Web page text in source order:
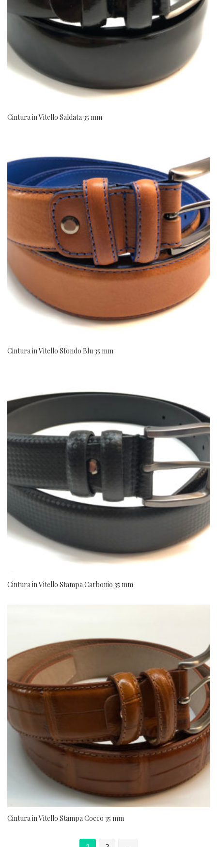
Cintura in Vitello Saldata 35 mm
Cintura in Vitello Sfondo Blu 35 mm
Cintura in Vitello Stampa Carbonio 35 mm
Cintura in Vitello Stampa Cocco 35 mm